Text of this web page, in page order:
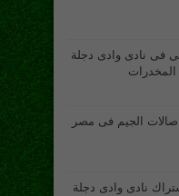
فى نادى وادى دجلة
الجيم فى مصر
نادى وادى دجلة